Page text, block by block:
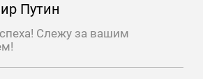
Путин
Слежу за вашим